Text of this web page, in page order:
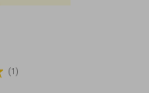
(1)